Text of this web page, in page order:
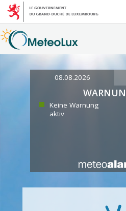
08.08.2026
Keine Warnung
aktiv